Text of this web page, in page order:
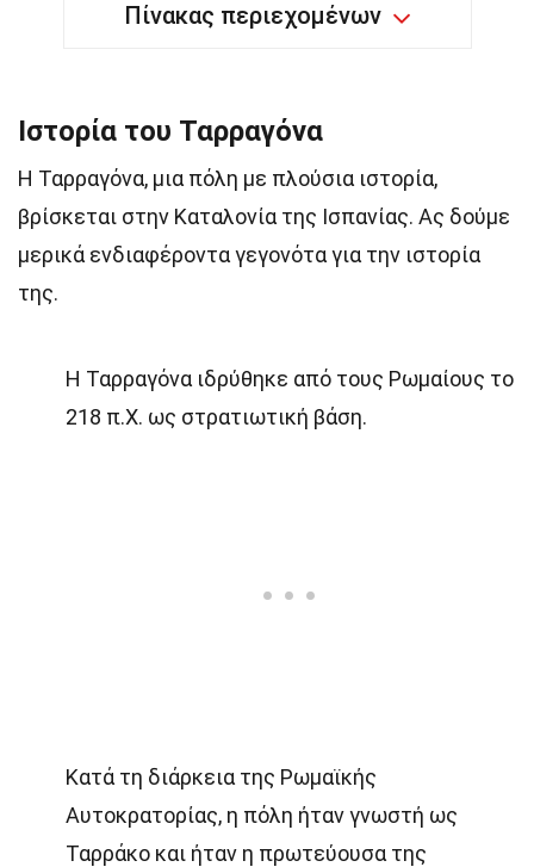
Πίνακας περιεχομένων
Ιστορία του Ταρραγόνα
Η Ταρραγόνα, μια πόλη με πλούσια ιστορία,
βρίσκεται στην Καταλονία της Ισπανίας. Ας δούμε
μερικά ενδιαφέροντα γεγονότα για την ιστορία
της.
Η Ταρραγόνα ιδρύθηκε από τους Ρωμαίους το
218 π.Χ. ως στρατιωτική βάση.
Κατά τη διάρκεια της Ρωμαϊκής
Αυτοκρατορίας, η πόλη ήταν γνωστή ως
Ταρράκο και ήταν η πρωτεύουσα της